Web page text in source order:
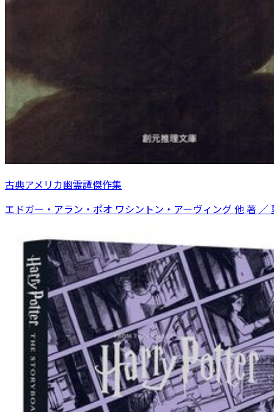
古典アメリカ幽霊譚傑作集
エドガー・アラン・ポオ ワシントン・アーヴィング 他 著 ／